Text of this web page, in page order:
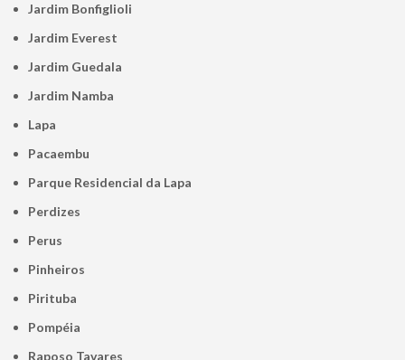
Jardim Bonfiglioli
Jardim Everest
Jardim Guedala
Jardim Namba
Lapa
Pacaembu
Parque Residencial da Lapa
Perdizes
Perus
Pinheiros
Pirituba
Pompéia
Raposo Tavares